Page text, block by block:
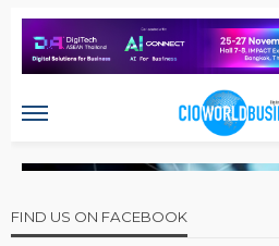
FIND US ON FACEBOOK